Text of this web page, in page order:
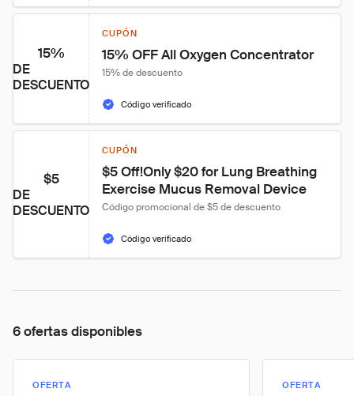
15%
DE
DESCUENTO
CUPÓN
15% OFF All Oxygen Concentrator
15% de descuento
Código verificado
$5
DE
DESCUENTO
CUPÓN
$5 Off!Only $20 for Lung Breathing
Exercise Mucus Removal Device
Código promocional de $5 de descuento
Código verificado
6 ofertas disponibles
OFERTA OFERTA